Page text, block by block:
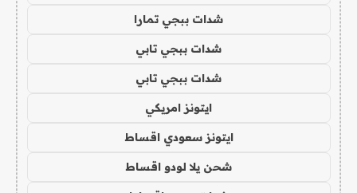
شدات ببجي تمارا
شدات ببجي تابي
شدات ببجي تابي
ايتونز امريكي
ايتونز سعودي اقساط
شحن يلا لودو اقساط